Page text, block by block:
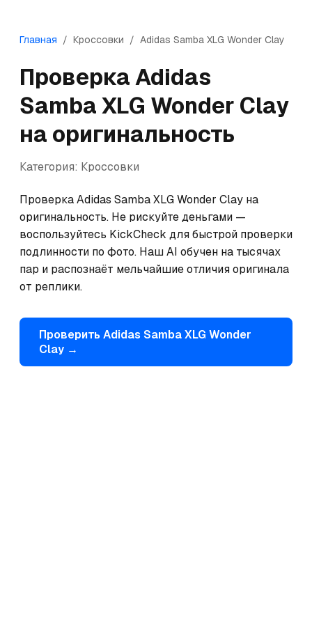
Главная / Кроссовки / Adidas Samba XLG Wonder Clay
ПроверкаAdidas
Samba XLG Wonder Clay
на оригинальность
Категория: Кроссовки
Проверка Adidas Samba XLG Wonder Clay на
оригинальность. Не рискуйте деньгами —
воспользуйтесь KickCheck для быстрой проверки
подлинности по фото. Наш AI обучен на тысячах
пар и распознаёт мельчайшие отличия оригинала
от реплики.
Проверить Adidas Samba XLG Wonder
Clay →